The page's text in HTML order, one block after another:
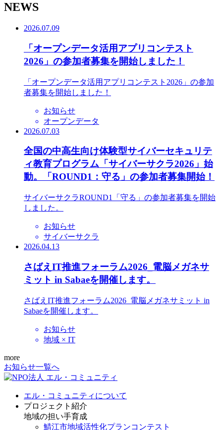
NEWS
2026.07.09
「オープンデータ活用アプリコンテスト
2026」の参加者募集を開始しました！
「オープンデータ活用アプリコンテスト2026」の参加
者募集を開始しました！
お知らせ
オープンデータ
2026.07.03
全国の中高生向け体験型サイバーセキュリテ
ィ教育プログラム「サイバーサクラ2026」始
動。「ROUND1：守る」の参加者募集開始！
サイバーサクラROUND1「守る」の参加者募集を開始
しました。
お知らせ
サイバーサクラ
2026.04.13
さばえIT推進フォーラム2026_電脳メガネサ
ミット in Sabaeを開催します。
さばえIT推進フォーラム2026_電脳メガネサミット in
Sabaeを開催します。
お知らせ
地域 × IT
more
お知らせ一覧へ
エル・コミュニティについて
プロジェクト紹介
地域の担い手育成
鯖江市地域活性化プランコンテスト